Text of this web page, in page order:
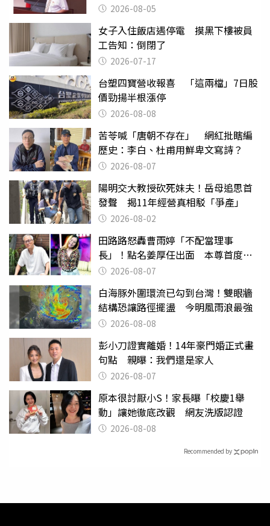
2026-08-05
女子入住飯店遇停電 摸黑下樓被員
工告知：倒閉了
2026-07-17
台塑四寶營收報喜 「這兩檔」7日股
價勁揚半根漲停
2026-08-08
苦苓喊「唐朝不存在」 網紅批瞎編
歷史：李白、杜甫用鮮卑文寫詩？
2026-08-07
陽明交大教授砍死妹夫！岳母追思首
發聲 揭11年經營真相駁「爭產」
2026-08-02
田路路怒轟曹雨婷「不配當理事
長」！點名姜厚任出面 本尊首度回
應了2026-08-07
白海豚外圍環流已勾到台灣！雙眼牆
結構恐讓路徑擺盪 今明風雨浪最強
2026-08-08
彭小刀證實離婚！14年豪門婚正式畫
句點 親曝：我們還是家人
2026-08-07
原本很討厭小S！家長曝「校慶1舉
動」讓她徹底改觀 網友洗版認證
2026-08-08
Recommended by